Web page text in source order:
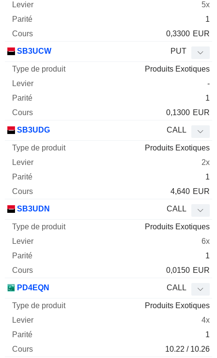
5x
1
0,3300 EUR
SB3UCW PUT
Produits Exotiques
-
1
0,1300 EUR
SB3UDG CALL
Produits Exotiques
2x
1
4,640 EUR
SB3UDN CALL
Produits Exotiques
6x
1
0,0150 EUR
PD4EQN CALL
Produits Exotiques
4x
1
10.22 / 10.26